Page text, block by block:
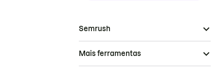
Semrush
Mais ferramentas